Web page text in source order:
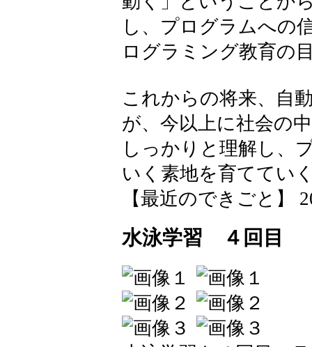
し、プログラムへの
ログラミング教育の
これからの将来、自
が、今以上に社会の
しっかりと理解し、
いく素地を育ててい
【最近のできごと】
水泳学習 ４回目